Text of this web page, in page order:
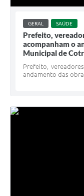
GERAL
SAÚDE
Prefeito,
acompanham o
Municipal de
Prefeito,
andamento das